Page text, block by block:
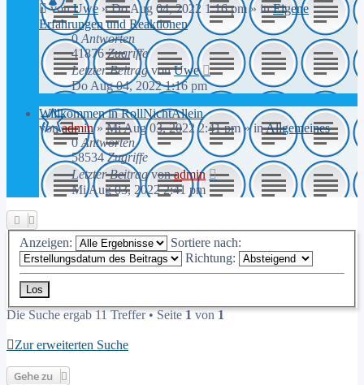
vonUwe »Do Aug 04, 2022 1:16 pm» inEigene
Erfahrungen und Reaktionen
0Antworten
41876Zugriffe
Letzter BeitragvonUwe
Do Aug 04, 2022 1:16 pm
Willkommen in RollNichtAllein
vonadmin»Mi Aug 03, 2022 2:41 pm» inAllgemeines
0 Antworten
58534Zugriffe
Letzter Beitragvonadmin
Mi Aug 03, 2022 2:41 pm
Anzeigen:
Sortiere nach:
Richtung:
Die Suche ergab 11 Treffer • Seite 1 von 1
Zur erweiterten Suche
Gehe zu